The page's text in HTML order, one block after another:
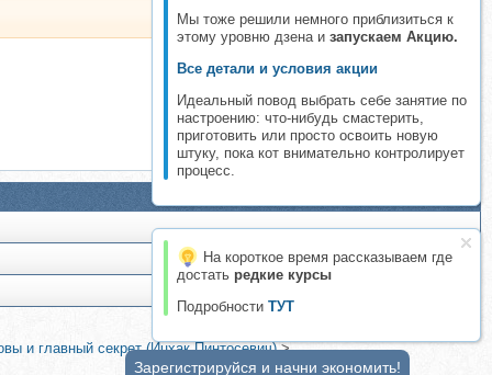
Мы тоже решили немного приблизиться к
этому уровню дзена и запускаем Акцию.
Все детали и условия акции
Идеальный повод выбрать себе занятие по
настроению: что-нибудь смастерить,
приготовить или просто освоить новую
штуку, пока кот внимательно контролирует
процесс.
На короткое время рассказываем где
достать редкие курсы
Подробности ТУТ
и главный секрет (Ицхак Пинтосевич)>
Зарегистрируйся и начни экономить!